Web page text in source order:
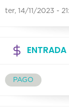
ter, 14/11/2023 -
ENTRADA
PAGO